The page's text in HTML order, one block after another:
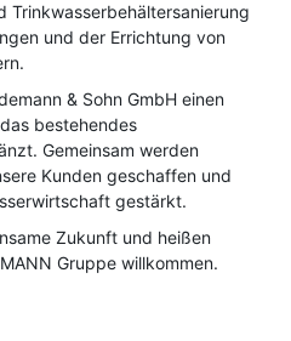
Trinkwasserbehältersanierung
und der Errichtung von
& Sohn GmbH einen
bestehendes
Gemeinsam werden
Kunden geschaffen und
gestärkt.
Zukunft und heißen
Gruppe willkommen.